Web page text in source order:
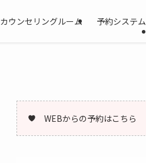
カウンセリングルーム 予約システム
WEBからの予約はこちら